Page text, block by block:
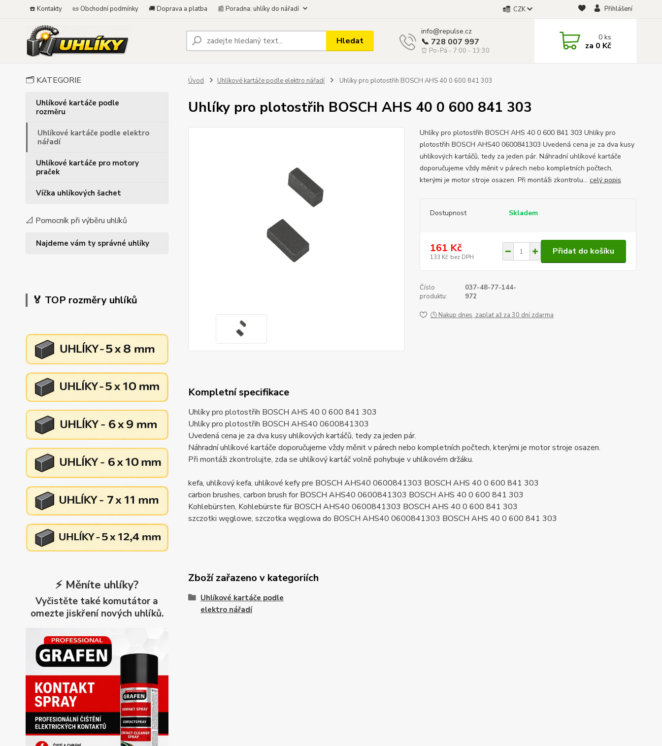
☎️ Kontakty 📜 Obchodní podmínky 🚚 Doprava a platba 📰 Poradna: uhlíky do nářadí CZK Přihlášení
Hledat
info@repulse.cz
📞 728 007 997
⏰ Po-Pá - 7:00 - 13:30
0ks
za 0 Kč
🗂️ KATEGORIE
Uhlíkové kartáče podle
rozměru
Uhlíkové kartáče podle elektro
nářadí
Uhlíkové kartáče pro motory
praček
Víčka uhlíkových šachet
📐 Pomocník při výběru uhlíků
Najdeme vám ty správné uhlíky
🏅 TOP rozměry uhlíků
⚡ Měníte uhlíky?
Vyčistěte také komutátor a
omezte jiskření nových uhlíků.
Úvod Uhlíkové kartáče podle elektro nářadí Uhlíky pro plotostřih BOSCH AHS 40 0 600 841 303
Uhlíky pro plotostřih BOSCH AHS 40 0 600 841 303
Uhlíky pro plotostřih BOSCH AHS 40 0 600 841 303 Uhlíky pro
plotostřih BOSCH AHS40 0600841303 Uvedená cena je za dva kusy
uhlíkových kartáčů, tedy za jeden pár. Náhradní uhlíkové kartáče
doporučujeme vždy měnit v párech nebo kompletních počtech,
kterými je motor stroje osazen. Při montáži zkontrolu... celý popis
Dostupnost Skladem
161 Kč
133 Kč bez DPH
Přidat do košíku
Číslo
produktu:
037-48-77-144-
972
🕒 Nakup dnes, zaplať až za 30 dní zdarma
Kompletní specifikace
Uhlíky pro plotostřih BOSCH AHS 40 0 600 841 303
Uhlíky pro plotostřih BOSCH AHS40 0600841303
Uvedená cena je za dva kusy uhlíkových kartáčů, tedy za jeden pár.
Náhradní uhlíkové kartáče doporučujeme vždy měnit v párech nebo kompletních počtech, kterými je motor stroje osazen.
Při montáži zkontrolujte, zda se uhlíkový kartáč volně pohybuje v uhlíkovém držáku.
kefa, uhlíkový kefa, uhlíkové kefy pre BOSCH AHS40 0600841303 BOSCH AHS 40 0 600 841 303
carbon brushes, carbon brush for BOSCH AHS40 0600841303 BOSCH AHS 40 0 600 841 303
Kohlebürsten, Kohlebürste für BOSCH AHS40 0600841303 BOSCH AHS 40 0 600 841 303
szczotki węglowe, szczotka węglowa do BOSCH AHS40 0600841303 BOSCH AHS 40 0 600 841 303
Zboží zařazeno v kategoriích
Uhlíkové kartáče podle
elektro nářadí